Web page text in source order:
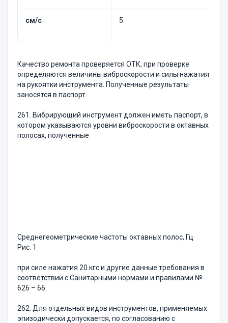
см/с 5
Качество ремонта проверяется ОТК, при проверке
определяются величины виброскорости и силы нажатия
на рукоятки инструмента. Полученные результаты
заносятся в паспорт.
261. Вибрирующий инструмент должен иметь паспорт, в
котором указываются уровни виброскорости в октавных
полосах, полученные
Среднегеометрические частоты октавных полос, Гц
Рис. 1
при силе нажатия 20 кгс и другие данные требования в
соответствии с Санитарными нормами и правилами №
626 – 66.
262. Для отдельных видов инструментов, применяемых
эпизодически допускается, по согласованию с